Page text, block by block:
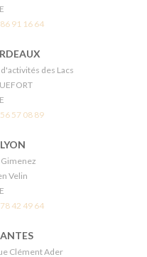
91 16 64
des Lacs
57 08 89
Velin
42 49 64
Clément Ader